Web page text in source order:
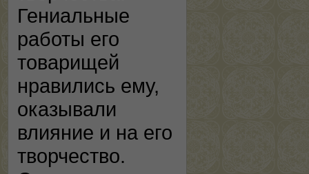
Гениальные
работы его
товарищей
нравились ему,
оказывали
влияние и на его
творчество.